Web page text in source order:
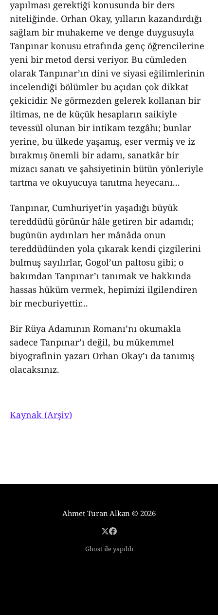
yapılması gerektiği konusunda bir ders
niteliğinde. Orhan Okay, yılların kazandırdığı
sağlam bir muhakeme ve denge duygusuyla
Tanpınar konusu etrafında genç öğrencilerine
yeni bir metod dersi veriyor. Bu cümleden
olarak Tanpınar’ın dini ve siyasi eğilimlerinin
incelendiği bölümler bu açıdan çok dikkat
çekicidir. Ne görmezden gelerek kollanan bir
iltimas, ne de küçük hesapların saikiyle
tevessül olunan bir intikam tezgâhı; bunlar
yerine, bu ülkede yaşamış, eser vermiş ve iz
bırakmış önemli bir adamı, sanatkâr bir
mizacı sanatı ve şahsiyetinin bütün yönleriyle
tartma ve okuyucuya tanıtma heyecanı...
Tanpınar, Cumhuriyet’in yaşadığı büyük
tereddüdü görünür hâle getiren bir adamdı;
bugünün aydınları her mânâda onun
tereddüdünden yola çıkarak kendi çizgilerini
bulmuş sayılırlar, Gogol’un paltosu gibi; o
bakımdan Tanpınar’ı tanımak ve hakkında
hassas hüküm vermek, hepimizi ilgilendiren
bir mecburiyettir...
Bir Rüya Adamının Romanı’nı okumakla
sadece Tanpınar’ı değil, bu mükemmel
biyografinin yazarı Orhan Okay’ı da tanımış
olacaksınız.
Kaynak (Arşiv)
Ahmet Turan Alkan © 2026
Ghost ile yapıldı